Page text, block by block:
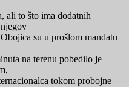
ali to što ima dodatnih
su u prošlom mandatu
na terenu pobedilo je
tokom probojne